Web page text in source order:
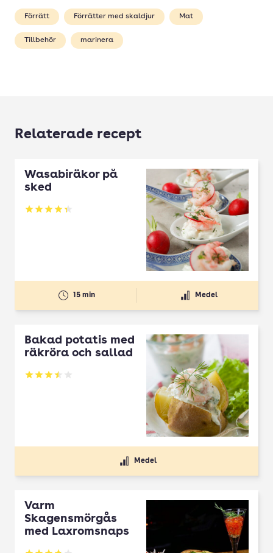
Förrätt Förrätter med skaldjur Mat
Tillbehör marinera
Relaterade recept
Wasabiräkor på
sked
Betyg: 4.32 av 5
15 min Medel
Bakad potatis med
räkröra och sallad
Betyg: 3.5 av 5
Medel
Varm
Skagensmörgås
med Laxromsnaps